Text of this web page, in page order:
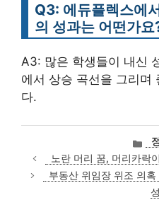
Q3: 에듀플렉스에
의 성과는 어떤가요
A3: 많은 학생들이 내신
에서 상승 곡선을 그리며
다.
카
테
고
리
노란 머리 꿈, 머리카락
부동산 위임장 위조 의
성